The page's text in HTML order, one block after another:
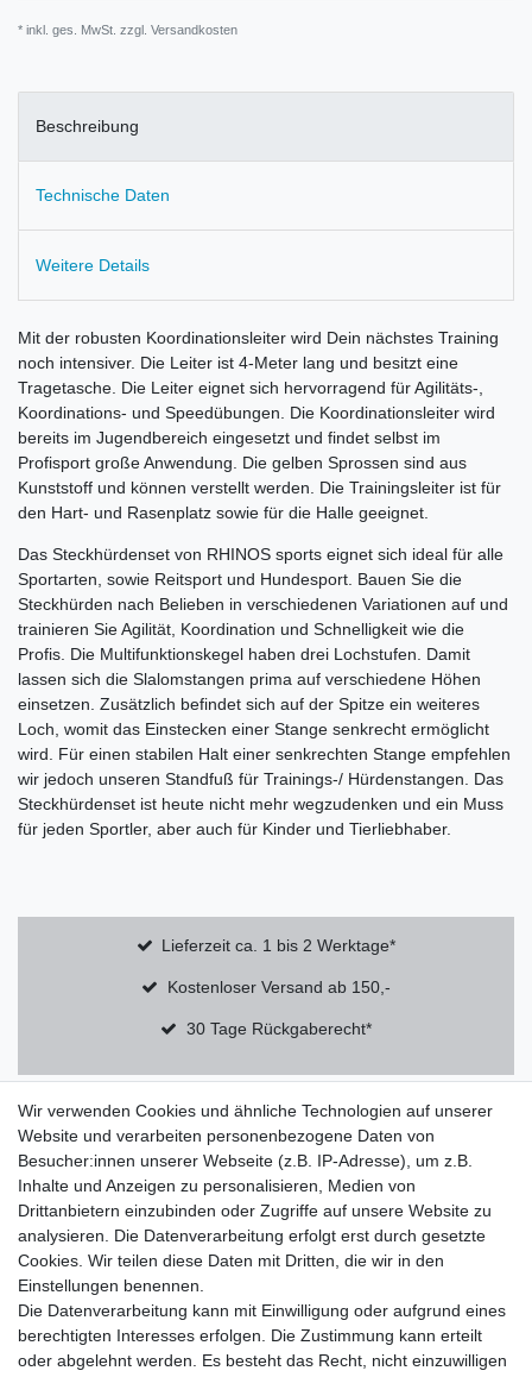
* inkl. ges. MwSt. zzgl. Versandkosten
Beschreibung
Technische Daten
Weitere Details
Mit der robusten Koordinationsleiter wird Dein nächstes Training
noch intensiver. Die Leiter ist 4-Meter lang und besitzt eine
Tragetasche. Die Leiter eignet sich hervorragend für Agilitäts-,
Koordinations- und Speedübungen. Die Koordinationsleiter wird
bereits im Jugendbereich eingesetzt und findet selbst im
Profisport große Anwendung. Die gelben Sprossen sind aus
Kunststoff und können verstellt werden. Die Trainingsleiter ist für
den Hart- und Rasenplatz sowie für die Halle geeignet.
Das Steckhürdenset von RHINOS sports eignet sich ideal für alle
Sportarten, sowie Reitsport und Hundesport. Bauen Sie die
Steckhürden nach Belieben in verschiedenen Variationen auf und
trainieren Sie Agilität, Koordination und Schnelligkeit wie die
Profis. Die Multifunktionskegel haben drei Lochstufen. Damit
lassen sich die Slalomstangen prima auf verschiedene Höhen
einsetzen. Zusätzlich befindet sich auf der Spitze ein weiteres
Loch, womit das Einstecken einer Stange senkrecht ermöglicht
wird. Für einen stabilen Halt einer senkrechten Stange empfehlen
wir jedoch unseren Standfuß für Trainings-/ Hürdenstangen.
Das
Steckhürdenset ist heute nicht mehr wegzudenken und ein Muss
für jeden Sportler, aber auch für Kinder und Tierliebhaber.
Lieferzeit ca. 1 bis 2 Werktage*
Kostenloser Versand ab 150,-
30 Tage Rückgaberecht*
About
Über
Qualität & Nachhaltigkeit
FAQ
Informationen
Impressum
AGB
Datenschutz
Widerrufsbelehrung
Wir verwenden Cookies und ähnliche Technologien auf unserer
Website und verarbeiten personenbezogene Daten von
Besucher:innen unserer Webseite (z.B. IP-Adresse), um z.B.
Inhalte und Anzeigen zu personalisieren, Medien von
Drittanbietern einzubinden oder Zugriffe auf unsere Website zu
analysieren. Die Datenverarbeitung erfolgt erst durch gesetzte
Cookies. Wir teilen diese Daten mit Dritten, die wir in den
Einstellungen benennen.
Die Datenverarbeitung kann mit Einwilligung oder aufgrund eines
berechtigten Interesses erfolgen. Die Zustimmung kann erteilt
oder abgelehnt werden. Es besteht das Recht, nicht einzuwilligen